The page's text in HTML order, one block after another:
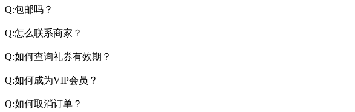
Q:包邮吗？
Q:怎么联系商家？
Q:如何查询礼券有效期？
Q:如何成为VIP会员？
Q:如何取消订单？